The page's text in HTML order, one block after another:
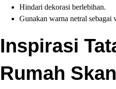
Hindari dekorasi berlebihan.
Gunakan warna netral sebagai
Inspirasi
Rumah